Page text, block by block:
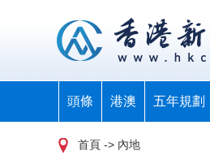
頭條 港澳 五年規劃
首頁 -> 內地